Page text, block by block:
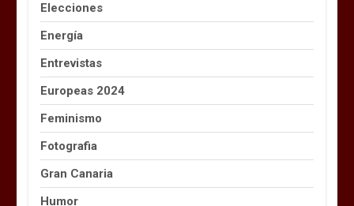
Elecciones
Energía
Entrevistas
Europeas 2024
Feminismo
Fotografia
Gran Canaria
Humor